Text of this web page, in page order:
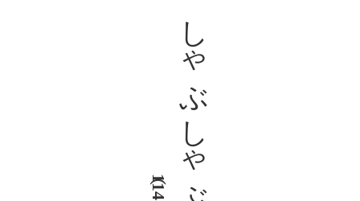
しゃぶしゃぶ
（11月〜4月）